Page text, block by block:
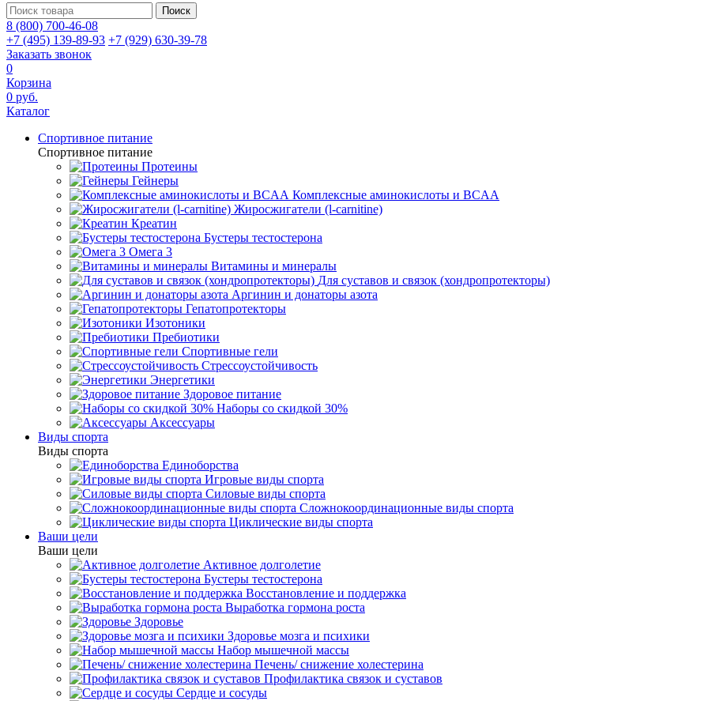
Поиск
8 (800) 700-46-08
+7 (495) 139-89-93 +7 (929) 630-39-78
Заказать звонок
0
Корзина
0 руб.
Каталог
Спортивное питание
Спортивное питание
Протеины
Гейнеры
Комплексные аминокислоты и BCAA
Жиросжигатели (l-carnitine)
Креатин
Бустеры тестостерона
Омега 3
Витамины и минералы
Для суставов и связок (хондропротекторы)
Аргинин и донаторы азота
Гепатопротекторы
Изотоники
Пребиотики
Спортивные гели
Стрессоустойчивость
Энергетики
Здоровое питание
Наборы со скидкой 30%
Аксессуары
Виды спорта
Виды спорта
Единоборства
Игровые виды спорта
Силовые виды спорта
Сложнокоординационные виды спорта
Циклические виды спорта
Ваши цели
Ваши цели
Активное долголетие
Бустеры тестостерона
Восстановление и поддержка
Выработка гормона роста
Здоровье
Здоровье мозга и психики
Набор мышечной массы
Печень/ снижение холестерина
Профилактика связок и суставов
Сердце и сосуды